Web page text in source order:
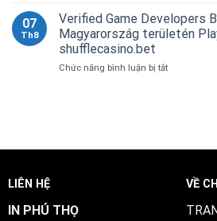
Játékoldal
Dolly
HU
Plan
Extract
Atomic
85
Australasian
Bonus
07
Th8
Verified Game Developers
Magyarország területén
shufflecasino.bet
Chức năng bình luận bị tắtở
Title
területén
LIÊN HỆ
IN PHÚ THỌ
VỀ